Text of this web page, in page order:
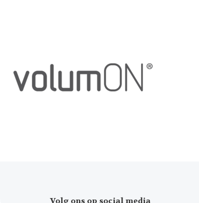
Volg ons op social media